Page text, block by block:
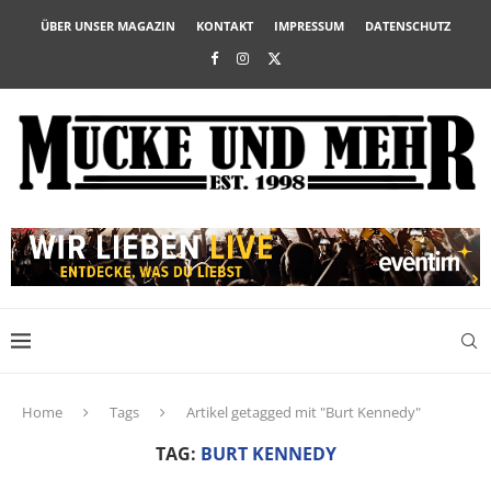
ÜBER UNSER MAGAZIN KONTAKT IMPRESSUM DATENSCHUTZ
Home Tags Artikel getagged mit "Burt Kennedy"
TAG: BURT KENNEDY